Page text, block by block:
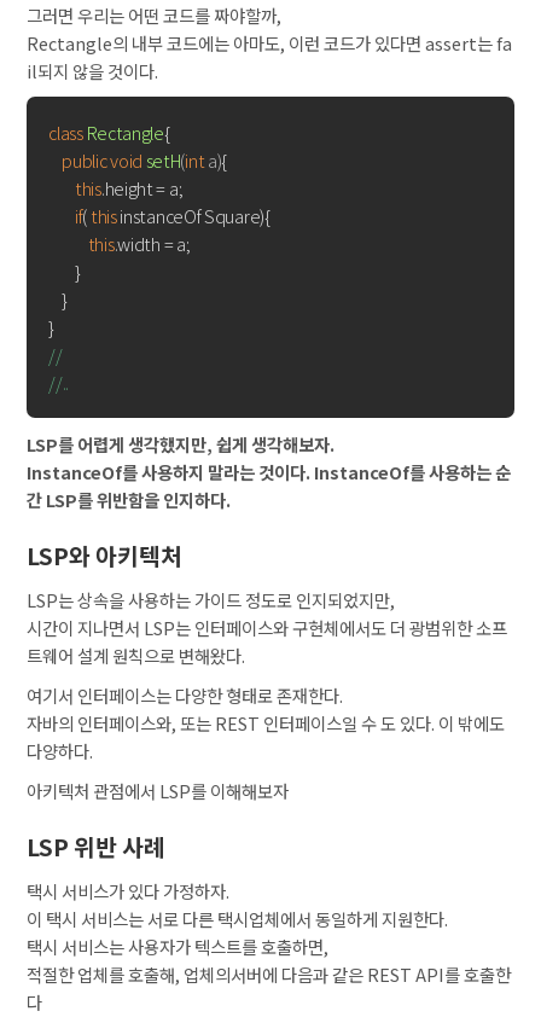
그러면 우리는 어떤 코드를 짜야할까,
Rectangle의 내부 코드에는 아마도, 이런 코드가 있다면 assert는 fa
il되지 않을 것이다.
classRectangle{
publicvoid setH(int a){
this.height = a;
if( this instanceOf Square){
this.width = a;
        }
    }
//
//..
LSP를 어렵게 생각했지만, 쉽게 생각해보자.
InstanceOf를 사용하지 말라는 것이다. InstanceOf를 사용하는 순
간 LSP를 위반함을 인지하다.
LSP와 아키텍처
LSP는 상속을 사용하는 가이드 정도로 인지되었지만,
시간이 지나면서 LSP는 인터페이스와 구현체에서도 더 광범위한 소프
트웨어 설계 원칙으로 변해왔다.
여기서 인터페이스는 다양한 형태로 존재한다.
자바의 인터페이스와, 또는 REST 인터페이스일 수 도 있다. 이 밖에도
다양하다.
아키텍처 관점에서 LSP를 이해해보자
LSP 위반 사례
택시 서비스가 있다 가정하자.
이 택시 서비스는 서로 다른 택시업체에서 동일하게 지원한다.
택시 서비스는 사용자가 텍스트를 호출하면,
적절한 업체를 호출해, 업체의서버에 다음과 같은 REST API를 호출한
다